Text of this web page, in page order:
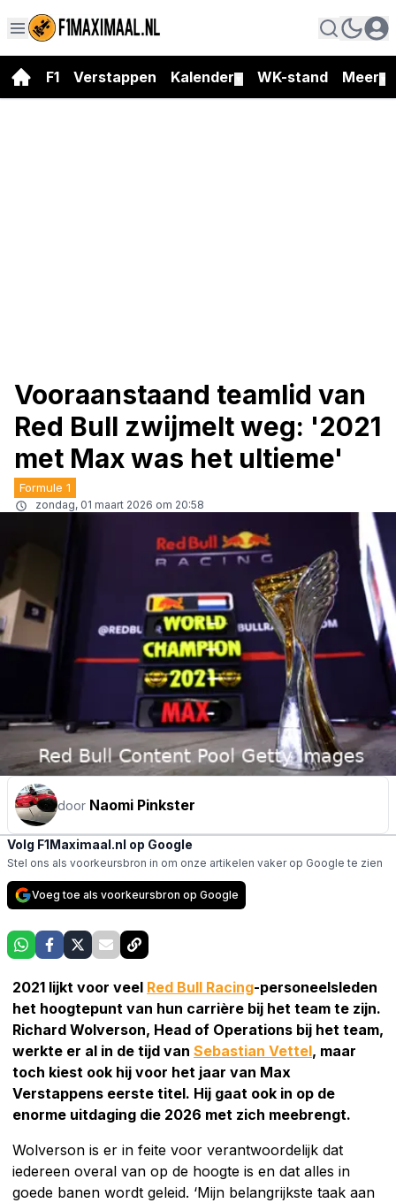
F1 Verstappen Kalender WK-stand Meer
Vooraanstaand teamlid van
Red Bull zwijmelt weg: '2021
met Max was het ultieme'
Formule 1
zondag, 01 maart 2026 om 20:58
door Naomi Pinkster
Volg F1Maximaal.nl op Google
Stel ons als voorkeursbron in om onze artikelen vaker op Google te zien
Voeg toe als voorkeursbron op Google
2021 lijkt voor veel Red Bull Racing-personeelsleden
het hoogtepunt van hun carrière bij het team te zijn.
Richard Wolverson, Head of Operations bij het team,
werkte er al in de tijd van Sebastian Vettel, maar
toch kiest ook hij voor het jaar van Max
Verstappens eerste titel. Hij gaat ook in op de
enorme uitdaging die 2026 met zich meebrengt.
Wolverson is er in feite voor verantwoordelijk dat
iedereen overal van op de hoogte is en dat alles in
goede banen wordt geleid. ‘Mijn belangrijkste taak aan